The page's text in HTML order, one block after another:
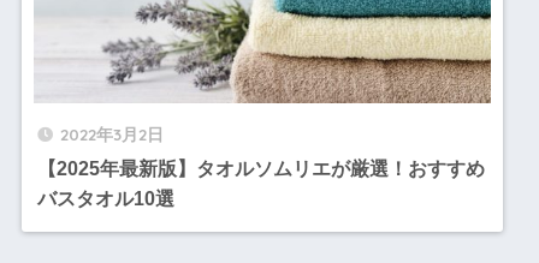
2022年3月2日
【2025年最新版】タオルソムリエが厳選！おすすめ
バスタオル10選